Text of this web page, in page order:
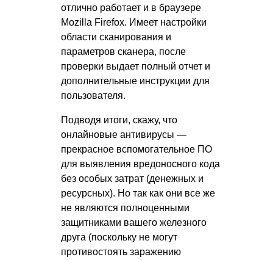
отлично работает и в браузере
Mozilla Firefox. Имеет настройки
области сканирования и
параметров сканера, после
проверки выдает полный отчет и
дополнительные инструкции для
пользователя.
Подводя итоги, скажу, что
онлайновые антивирусы —
прекрасное вспомогательное ПО
для выявления вредоносного кода
без особых затрат (денежных и
ресурсных). Но так как они все же
не являются полноценными
защитниками вашего железного
друга (поскольку не могут
противостоять заражению